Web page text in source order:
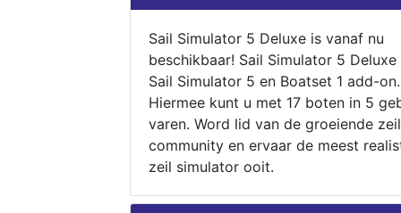
Sail Simulator 5 Deluxe is vanaf nu
beschikbaar! Sail Simulator 5
Sail Simulator 5 en Boatset 1 add-on.
Hiermee kunt u met 17 boten in 5
varen. Word lid van de groeiende zeil
community en ervaar de meest
zeil simulator ooit.